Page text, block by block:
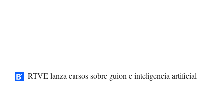
RTVE lanza cursos sobre guion e inteligencia artificial